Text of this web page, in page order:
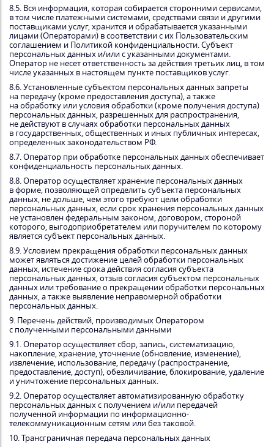
8.5. Вся информация, которая собирается сторонними сервисами,
в том числе платежными системами, средствами связи и другими
поставщиками услуг, хранится и обрабатывается указанными
лицами (Операторами) в соответствии с их Пользовательским
соглашением и Политикой конфиденциальности. Субъект
персональных данных и/или с указанными документами.
Оператор не несет ответственность за действия третьих лиц, в том
числе указанных в настоящем пункте поставщиков услуг.
8.6. Установленные субъектом персональных данных запреты
на передачу (кроме предоставления доступа), а также
на обработку или условия обработки (кроме получения доступа)
персональных данных, разрешенных для распространения,
не действуют в случаях обработки персональных данных
в государственных, общественных и иных публичных интересах,
определенных законодательством РФ.
8.7. Оператор при обработке персональных данных обеспечивает
конфиденциальность персональных данных.
8.8. Оператор осуществляет хранение персональных данных
в форме, позволяющей определить субъекта персональных
данных, не дольше, чем этого требуют цели обработки
персональных данных, если срок хранения персональных данных
не установлен федеральным законом, договором, стороной
которого, выгодоприобретателем или поручителем по которому
является субъект персональных данных.
8.9. Условием прекращения обработки персональных данных
может являться достижение целей обработки персональных
данных, истечение срока действия согласия субъекта
персональных данных, отзыв согласия субъектом персональных
данных или требование о прекращении обработки персональных
данных, а также выявление неправомерной обработки
персональных данных.
9. Перечень действий, производимых Оператором
с полученными персональными данными
9.1. Оператор осуществляет сбор, запись, систематизацию,
накопление, хранение, уточнение (обновление, изменение),
извлечение, использование, передачу (распространение,
предоставление, доступ), обезличивание, блокирование, удаление
и уничтожение персональных данных.
9.2. Оператор осуществляет автоматизированную обработку
персональных данных с получением и/или передачей
полученной информации по информационно-
телекоммуникационным сетям или без таковой.
10. Трансграничная передача персональных данных